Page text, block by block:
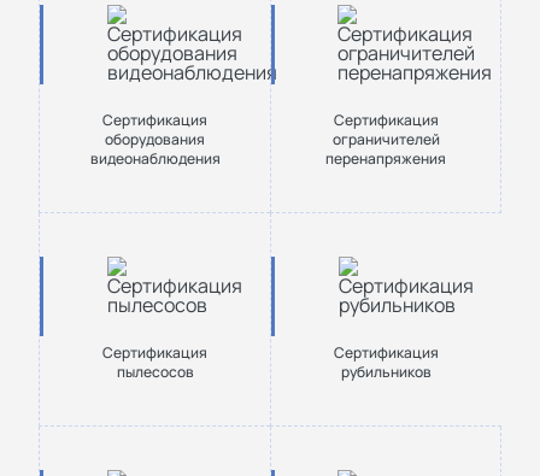
Сертификация
оборудования
видеонаблюдения
Сертификация
ограничителей
перенапряжения
Сертификация
пылесосов
Сертификация
рубильников